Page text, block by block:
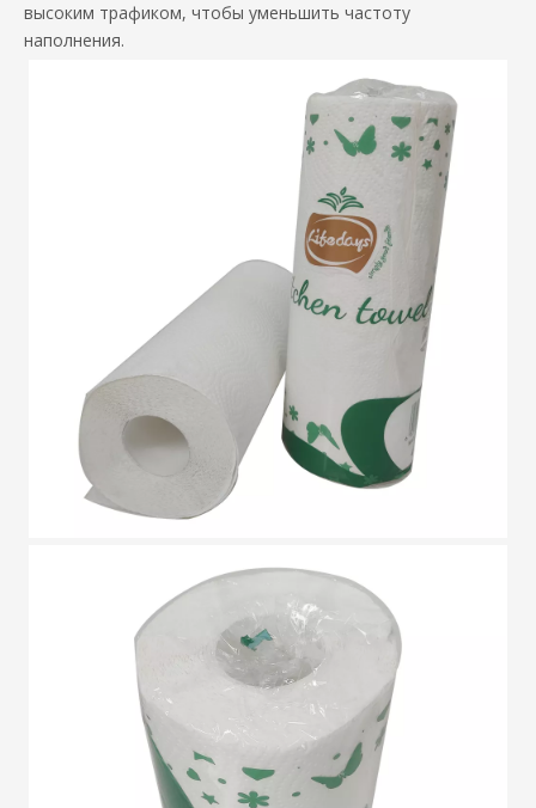
высоким трафиком, чтобы уменьшить частоту
наполнения.